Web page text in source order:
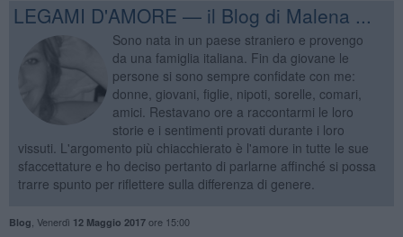
LEGAMI D'AMORE — il Blog di Malena ...
Sono nata in un paese straniero e provengo
da una famiglia italiana. Fin da giovane le
persone si sono sempre confidate con me:
donne, giovani, figlie, nipoti, sorelle, comari,
amici. Restavano ore a raccontarmi le loro
storie e i sentimenti provati durante i loro
vissuti. L'argomento più chiacchierato è l'amore in tutte le sue
sfaccettature e ho deciso pertanto di parlarne affinché si possa
trarre spunto per riflettere sulla differenza di genere.
Blog Venerdì 12 Maggio 2017ore 15:00